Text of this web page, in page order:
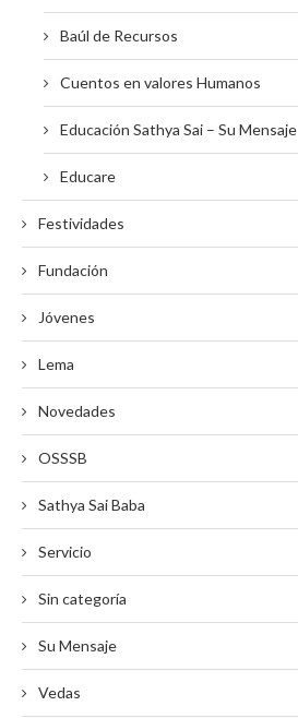
Baúl de Recursos
Cuentos en valores Humanos
Educación Sathya Sai – Su Mensaje
Educare
Festividades
Fundación
Jóvenes
Lema
Novedades
OSSSB
Sathya Sai Baba
Servicio
Sin categoría
Su Mensaje
Vedas